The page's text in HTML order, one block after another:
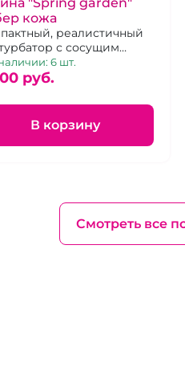
кожа
реалистичный
с сосущим
из кибер кожи.
6 шт.
pуб.
В корзину
Смотреть все